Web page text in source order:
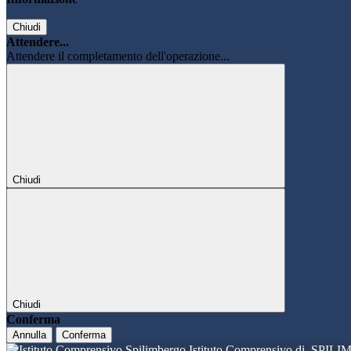
Chiudi
Attendere...
Attendere il completamento dell'operazione...
Chiudi
Chiudi
Conferma
Annulla Conferma